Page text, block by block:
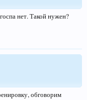
нет. Такой нужен?
обговорим